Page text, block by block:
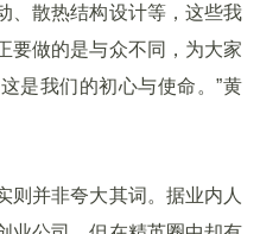
、散热结构设计等，这些我
要做的是与众不同，为大家
是我们的初心与使命。”黄
则并非夸大其词。据业内人